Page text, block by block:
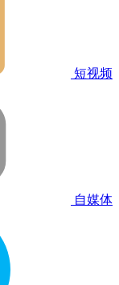
短视频
自媒体